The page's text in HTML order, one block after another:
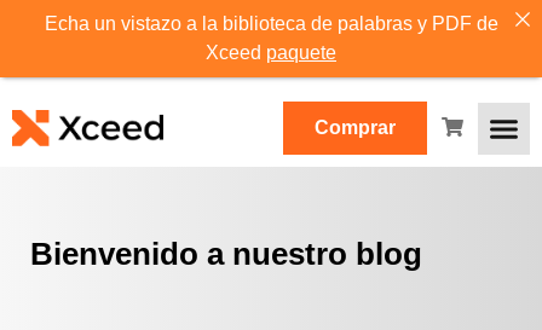
Comprar
Bienvenido a nuestro blog
Echa un vistazo a la biblioteca de palabras y PDF de
Xceed paquete